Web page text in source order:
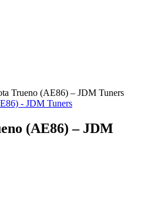
Trueno (AE86) – JDM Tuners
(AE86) – JDM